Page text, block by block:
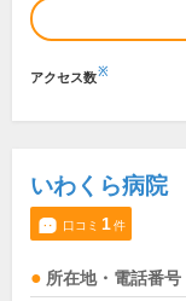
アクセス数※
いわくら病院
口コミ 1件
所在地・電話番号